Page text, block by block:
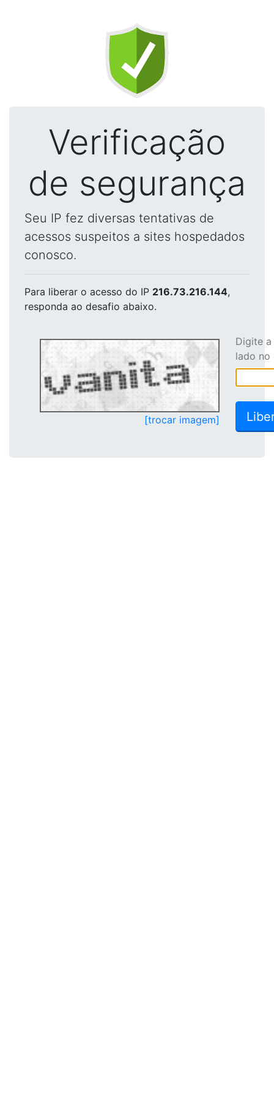
Verificação
de segurança
Seu IP fez diversas tentativas de
acessos suspeitos a sites hospedados
conosco.
Para liberar o acesso do IP 216.73.216.144,
responda ao desafio abaixo.
[trocar imagem]
Digite
lado no